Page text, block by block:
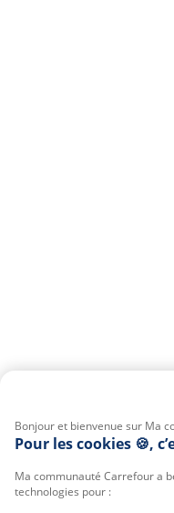
Bonjour et bienvenue sur Ma
Pour les cookies 🍪,
Ma communauté Carrefour a
technologies pour :